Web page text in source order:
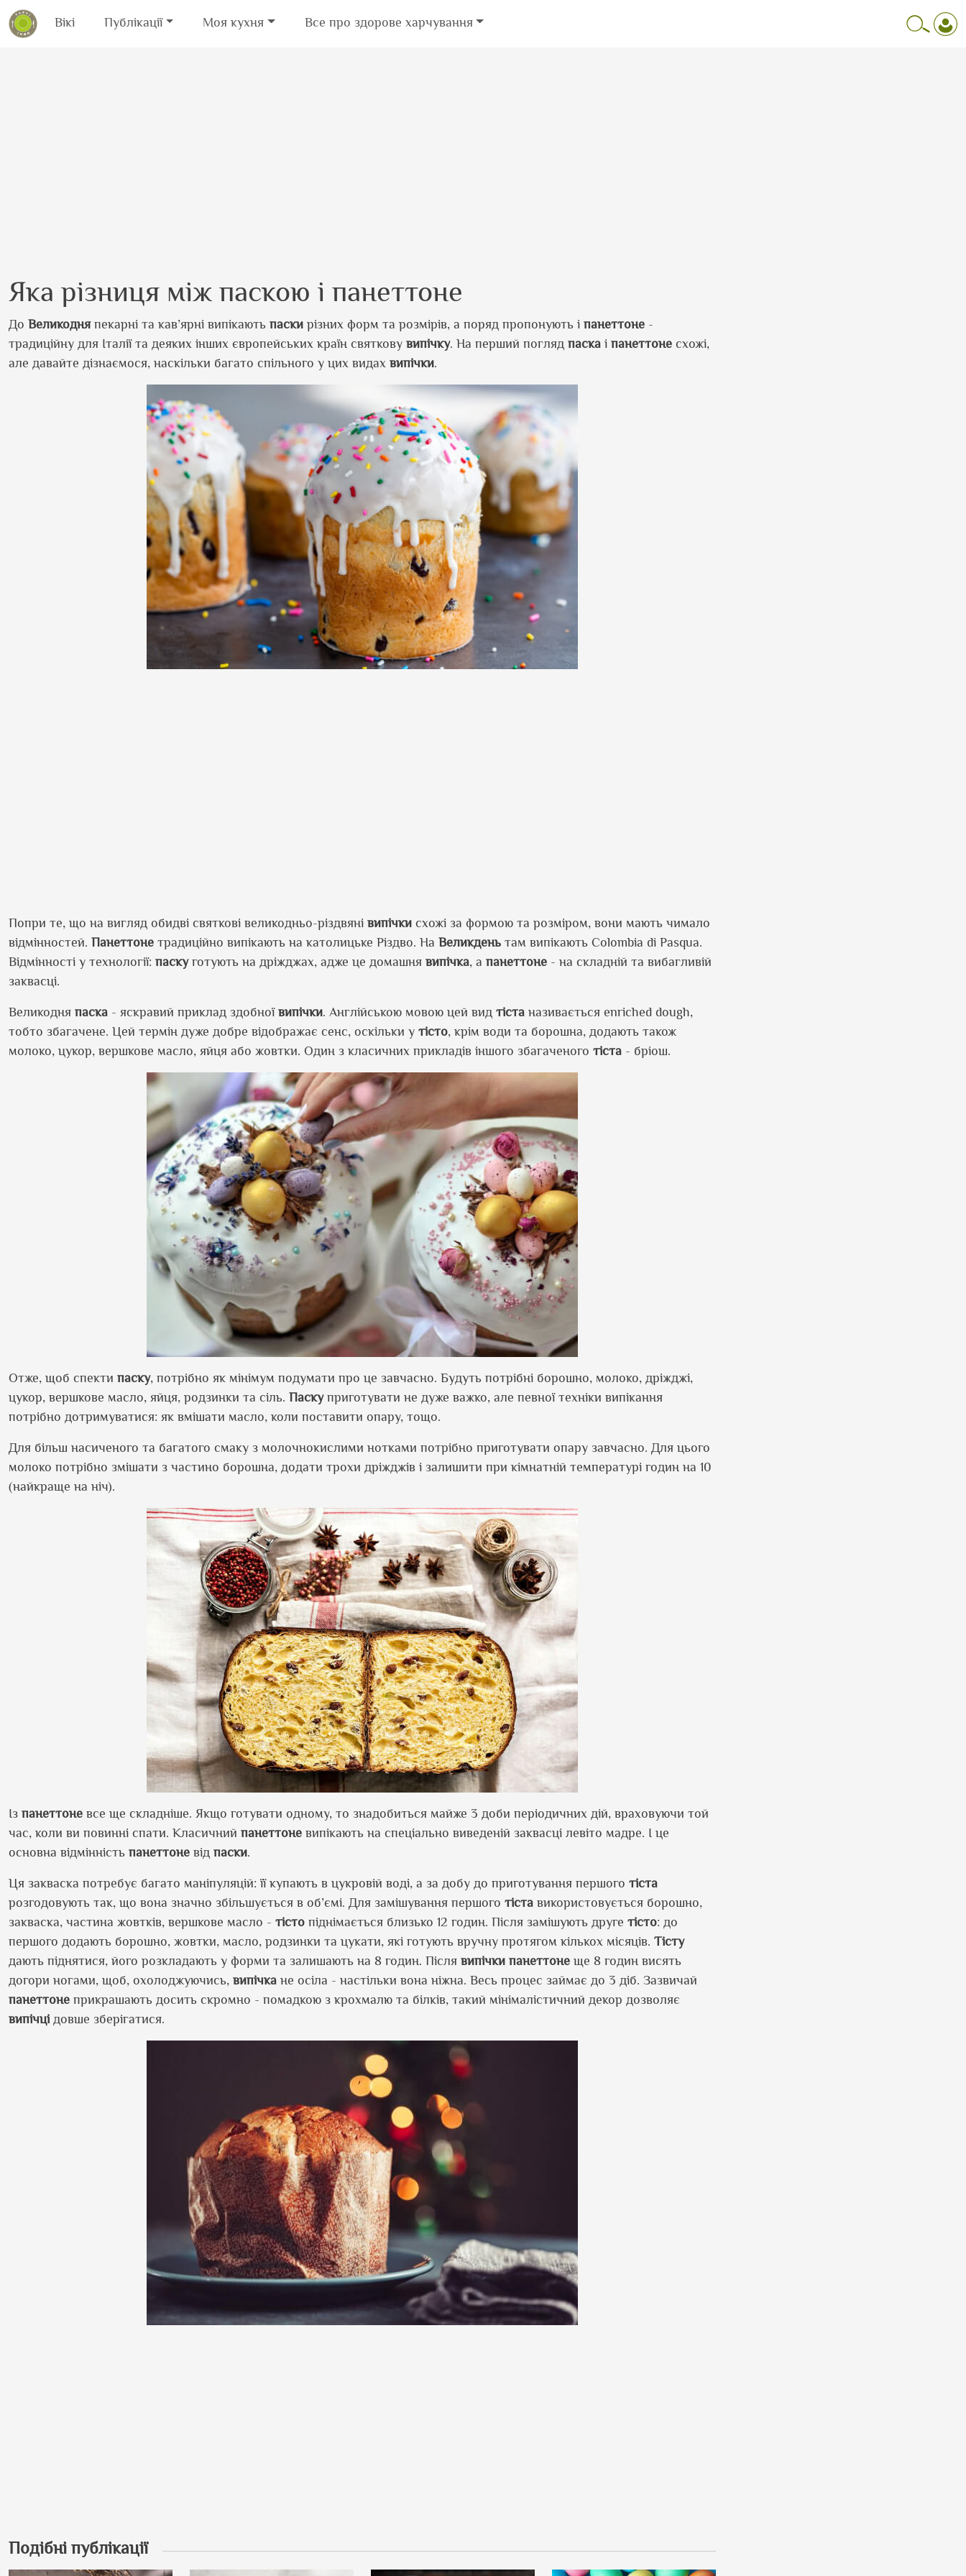
Вікі Публікації Моя кухня Все про здорове харчування
Яка різниця між паскою і панеттоне
До Великодня пекарні та кав’ярні випікають паски різних форм та розмірів, а поряд пропонують і панеттоне -
традиційну для Італії та деяких інших європейських країн святкову випічку. На перший погляд паска і панеттоне схожі,
але давайте дізнаємося, наскільки багато спільного у цих видах випічки.
Попри те, що на вигляд обидві святкові великодньо-різдвяні випічки схожі за формою та розміром, вони мають чимало
відмінностей. Панеттоне традиційно випікають на католицьке Різдво. На Великдень там випікають Colombia di Pasqua.
Відмінності у технології: паскуготують на дріжджах, адже це домашня випічка, а панеттоне - на складній та вибагливій
заквасці.
Великодня паска - яскравий приклад здобної випічки. Англійською мовою цей вид тіста називається enriched dough,
тобто збагачене. Цей термін дуже добре відображає сенс, оскільки у тісто, крім води та борошна, додають також
молоко, цукор, вершкове масло, яйця або жовтки. Один з класичних прикладів іншого збагаченого тіста - бріош.
Отже, щоб спекти паску, потрібно як мінімум подумати про це завчасно. Будуть потрібні борошно, молоко, дріжджі,
цукор, вершкове масло, яйця, родзинки та сіль. Паскуприготувати не дуже важко, але певної техніки випікання
потрібно дотримуватися: як вмішати масло, коли поставити опару, тощо.
Для більш насиченого та багатого смаку з молочнокислими нотками потрібно приготувати опару завчасно. Для цього
молоко потрібно змішати з частино борошна, додати трохи дріжджів і залишити при кімнатній температурі годин на 10
(найкраще на ніч).
Із панеттоне все ще складніше. Якщо готувати одному, то знадобиться майже 3 доби періодичних дій, враховуючи той
час, коли ви повинні спати. Класичний панеттоне випікають на спеціально виведеній заквасці левіто мадре. І це
основна відмінність панеттоне від паски.
Ця закваска потребує багато маніпуляцій: її купають в цукровій воді, а за добу до приготування першого тіста
розгодовують так, що вона значно збільшується в об’ємі. Для замішування першого тіста використовується борошно,
закваска, частина жовтків, вершкове масло - тісто піднімається близько 12 годин. Після замішують друге тісто: до
першого додають борошно, жовтки, масло, родзинки та цукати, які готують вручну протягом кількох місяців. Тісту
дають піднятися, його розкладають у форми та залишають на 8 годин. Після випічки панеттоне ще 8 годин висять
догори ногами, щоб, охолоджуючись, випічка не осіла - настільки вона ніжна. Весь процес займає до 3 діб. Зазвичай
панеттоне прикрашають досить скромно - помадкою з крохмалю та білків, такий мінімалістичний декор дозволяє
випічці довше зберігатися.
Подібні публікації